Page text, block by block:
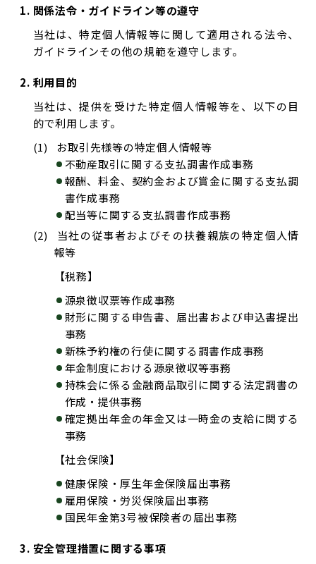
関係法令・ガイドライン等の遵守
当社は、特定個人情報等に関して適用される法令、
ガイドラインその他の規範を遵守します。
利用目的
当社は、提供を受けた特定個人情報等を、以下の目
的で利用します。
お取引先様等の特定個人情報等
不動産取引に関する支払調書作成事務
報酬、料金、契約金および賞金に関する支払調
書作成事務
配当等に関する支払調書作成事務
当社の従事者およびその扶養親族の特定個人情
報等
【税務】
源泉徴収票等作成事務
財形に関する申告書、届出書および申込書提出
事務
新株予約権の行使に関する調書作成事務
年金制度における源泉徴収等事務
持株会に係る金融商品取引に関する法定調書の
作成・提供事務
確定拠出年金の年金又は一時金の支給に関する
事務
【社会保険】
健康保険・厚生年金保険届出事務
雇用保険・労災保険届出事務
国民年金第3号被保険者の届出事務
安全管理措置に関する事項